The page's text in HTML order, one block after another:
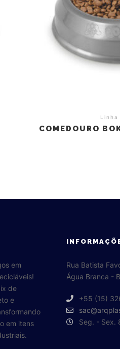
Linha
COMEDOURO
em
de
e
em itens
Rua Batista
Água Branca -
+55 (15)
Seg. - Sex.